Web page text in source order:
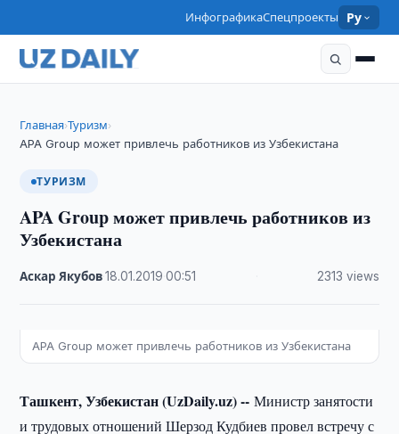
ИнфографикаСпецпроекты Ру
Главная›Туризм›
APA Group может привлечь работников из Узбекистана
ТУРИЗМ
APA Group может привлечь работников из
Узбекистана
Аскар Якубов·18.01.2019 ·00:51 2313 views
APA Group может привлечь работников из Узбекистана
Ташкент, Узбекистан (UzDaily.uz) --Министр занятости
и трудовых отношений Шерзод Кудбиев провел встречу с